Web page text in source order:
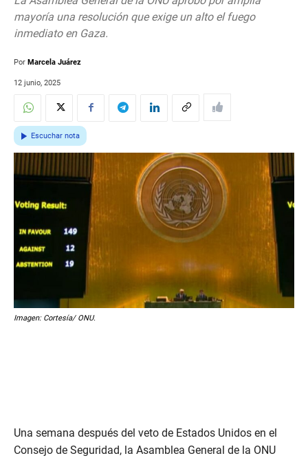
mayoría una resolución que exige un alto el fuego
inmediato en Gaza.
Por Marcela Juárez
12 junio, 2025
Escuchar nota
Imagen: Cortesía/ ONU.
Una semana después del veto de Estados Unidos en el
Consejo de Seguridad, la Asamblea General de la ONU